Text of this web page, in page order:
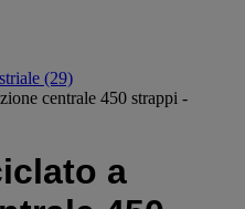
(29)
centrale 450 strappi -
a